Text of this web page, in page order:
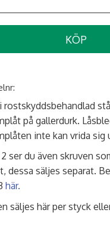
KÖP
rostskyddsbehandlad
på gallerdurk.
inte kan vrida sig
ser du även skruven
dessa säljes separat.
här.
säljes här per styck